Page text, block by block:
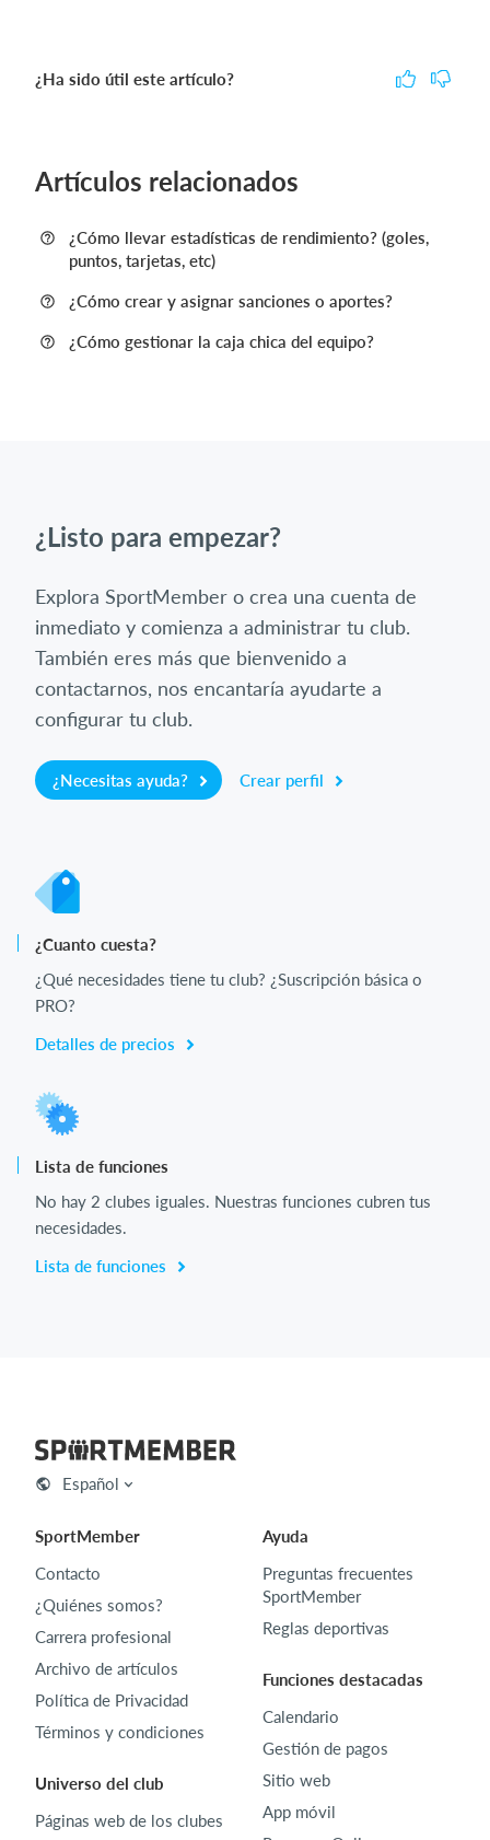
¿Ha sido útil este artículo?
Artículos relacionados
¿Cómo llevar estadísticas de rendimiento? (goles,
puntos, tarjetas, etc)
¿Cómo crear y asignar sanciones o aportes?
¿Cómo gestionar la caja chica del equipo?
¿Listo para empezar?
Explora SportMember o crea una cuenta de
inmediato y comienza a administrar tu club.
También eres más que bienvenido a
contactarnos, nos encantaría ayudarte a
configurar tu club.
¿Necesitas ayuda? Crear perfil
¿Cuanto cuesta?
¿Qué necesidades tiene tu club? ¿Suscripción básica o
PRO?
Detalles de precios
Lista de funciones
No hay 2 clubes iguales. Nuestras funciones cubren tus
necesidades.
Lista de funciones
Español
SportMember
Contacto
¿Quiénes somos?
Carrera profesional
Archivo de artículos
Política de Privacidad
Términos y condiciones
Universo del club
Páginas web de los clubes
Ayuda
Preguntas frecuentes
SportMember
Reglas deportivas
Funciones destacadas
Calendario
Gestión de pagos
Sitio web
App móvil